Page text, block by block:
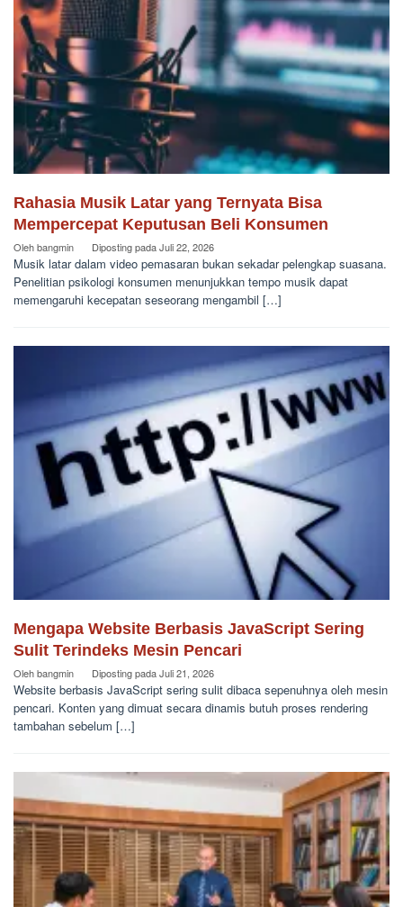
Rahasia Musik Latar yang Ternyata Bisa
Mempercepat Keputusan Beli Konsumen
Olehbangmin Diposting padaJuli 22, 2026
Musik latar dalam video pemasaran bukan sekadar pelengkap suasana.
Penelitian psikologi konsumen menunjukkan tempo musik dapat
memengaruhi kecepatan seseorang mengambil […]
Mengapa Website Berbasis JavaScript Sering
Sulit Terindeks Mesin Pencari
Olehbangmin Diposting padaJuli 21, 2026
Website berbasis JavaScript sering sulit dibaca sepenuhnya oleh mesin
pencari. Konten yang dimuat secara dinamis butuh proses rendering
tambahan sebelum […]